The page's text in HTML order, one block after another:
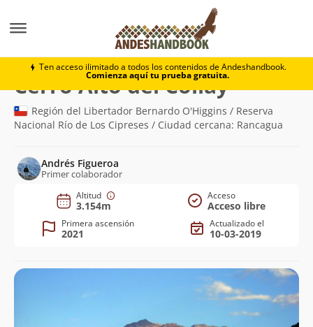
Ten acceso ilimitado a todos los contenidos de Andeshandbook.
Comienza aquí tu prueba gratuita.
Cerro Alto del Collay
Cerro Alto del Collay(3.154m)
Región del Libertador Bernardo O'Higgins / Reserva
Nacional Río de Los Cipreses / Ciudad cercana: Rancagua
Andrés Figueroa
Primer colaborador
Altitud
3.154m
Acceso
Acceso libre
Primera ascensión
2021
Actualizado el
10-03-2019